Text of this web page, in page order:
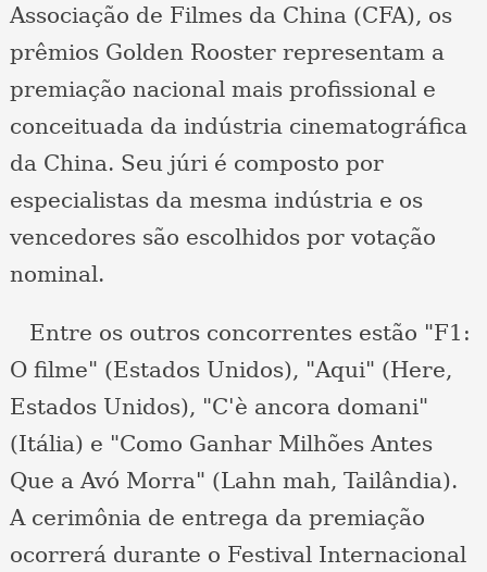
Associação de Filmes da China (CFA), os
prêmios Golden Rooster representam a
premiação nacional mais profissional e
conceituada da indústria cinematográfica
da China. Seu júri é composto por
especialistas da mesma indústria e os
vencedores são escolhidos por votação
nominal.
Entre os outros concorrentes estão "F1:
O filme" (Estados Unidos), "Aqui" (Here,
Estados Unidos), "C'è ancora domani"
(Itália) e "Como Ganhar Milhões Antes
Que a Avó Morra" (Lahn mah, Tailândia).
A cerimônia de entrega da premiação
ocorrerá durante o Festival Internacional